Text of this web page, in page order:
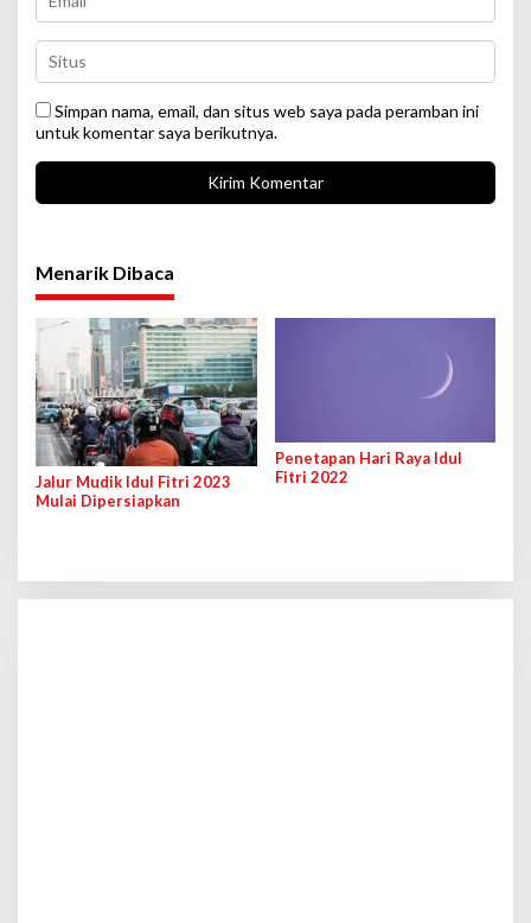
Simpan nama, email, dan situs web saya pada peramban ini
untuk komentar saya berikutnya.
Menarik Dibaca
Jalur Mudik Idul Fitri 2023
Mulai Dipersiapkan
Penetapan Hari Raya Idul
Fitri 2022